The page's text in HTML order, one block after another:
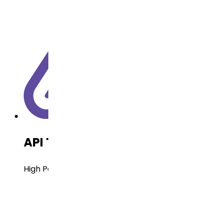
API Technology
High Potent